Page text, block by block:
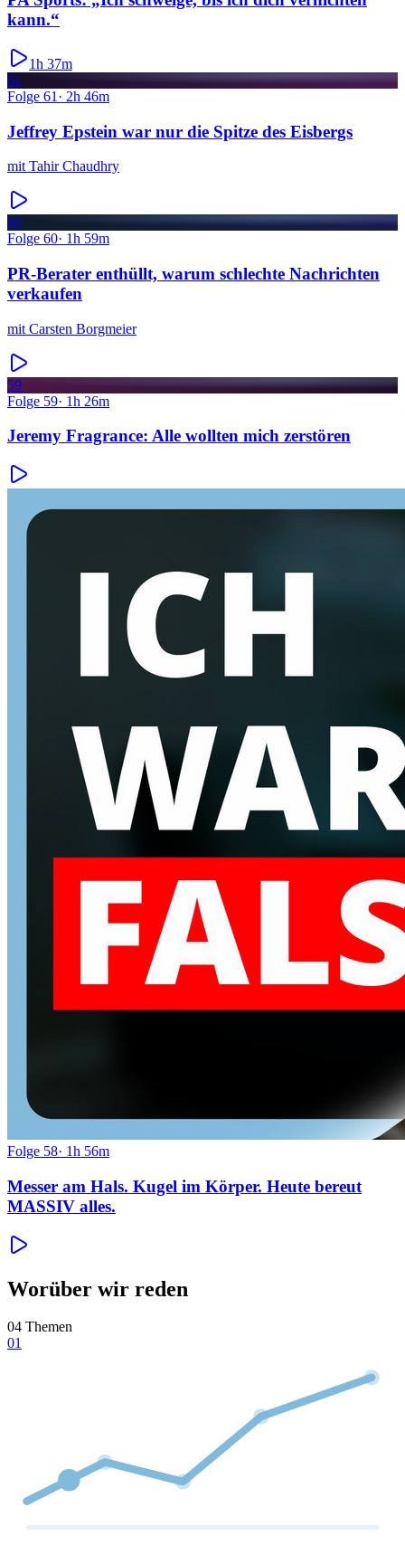
kann.“
1h 37m
61
Folge 61 · 2h 46m
Jeffrey Epstein war nur die Spitze des Eisbergs
mit Tahir Chaudhry
60
Folge 60· 1h 59m
PR-Berater enthüllt, warum schlechte Nachrichten
verkaufen
mit Carsten Borgmeier
59
Folge 59· 1h 26m
Jeremy Fragrance: Alle wollten mich zerstören
Folge 58· 1h 56m
Messer am Hals. Kugel im Körper. Heute bereut
MASSIV alles.
Worüber wir reden
04 Themen
01